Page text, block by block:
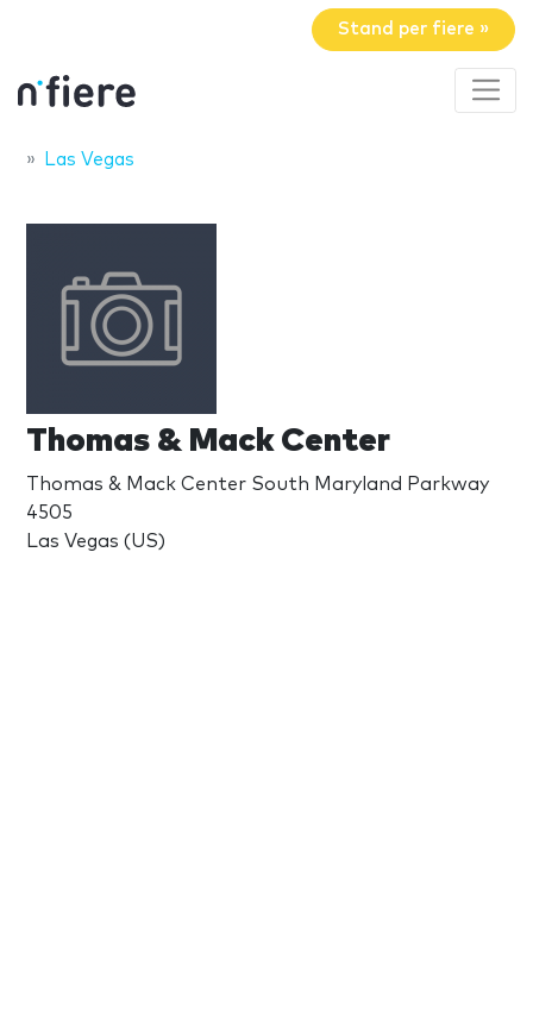
Stand per fiere »
Las Vegas
Thomas & Mack Center
Thomas & Mack Center South Maryland Parkway
4505
Las Vegas (US)